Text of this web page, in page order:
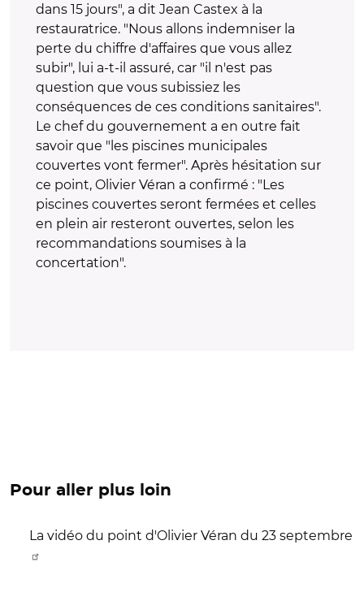
dans 15 jours", a dit Jean Castex à la
restauratrice. "Nous allons indemniser la
perte du chiffre d'affaires que vous allez
subir", lui a-t-il assuré, car "il n'est pas
question que vous subissiez les
conséquences de ces conditions sanitaires".
Le chef du gouvernement a en outre fait
savoir que "les piscines municipales
couvertes vont fermer". Après hésitation sur
ce point, Olivier Véran a confirmé : "Les
piscines couvertes seront fermées et celles
en plein air resteront ouvertes, selon les
recommandations soumises à la
concertation".
Pour aller plus loin
La vidéo du point d'Olivier Véran du 23 septembre